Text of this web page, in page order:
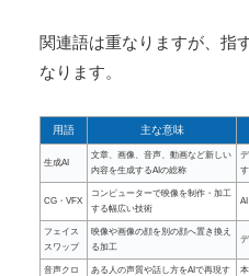
関連語は重なりますが、指
なります。
用語 主な意味
生成AI
文章、画像、音声、動画など新しい
内容を生成するAIの総称
CG・VFX
コンピューターで映像を制作・加工
する幅広い技術
フェイス
スワップ
映像や画像の顔を別の顔へ置き換え
る加工
音声クロ
ある人の声質や話し方をAIで再現す